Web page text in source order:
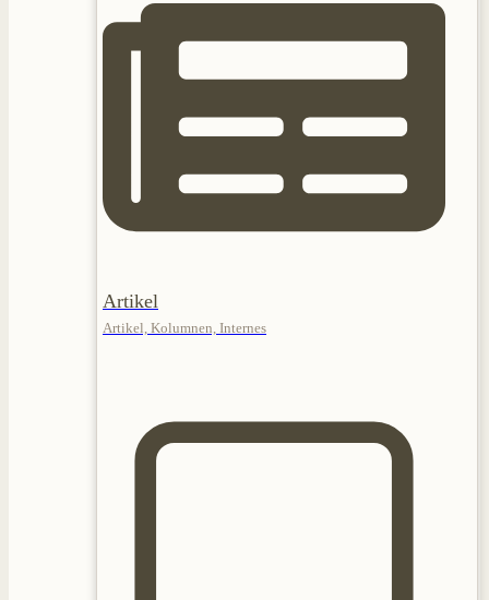
Artikel
Artikel, Kolumnen, Internes